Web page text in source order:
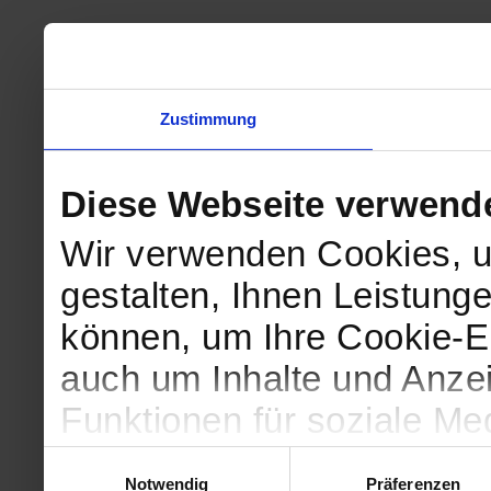
Zustimmung
Diese Webseite
Wir verwenden Cookies,
gestalten, Ihnen
können, um Ihre Cookie-
auch um Inhalte und
Funktionen für soziale
Notwendig
Präferenzen